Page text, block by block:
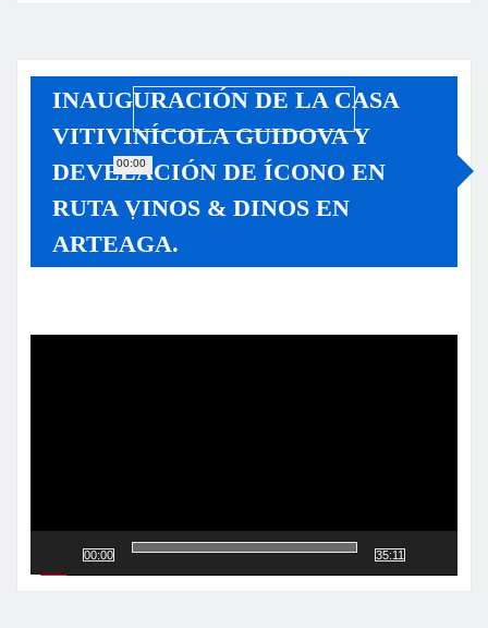
00:00
INAUGURACIÓN DE LA CASA
VITIVINÍCOLA GUIDOVA Y
DEVELACIÓN DE ÍCONO EN
RUTA VINOS & DINOS EN
ARTEAGA.
00:00 35:11